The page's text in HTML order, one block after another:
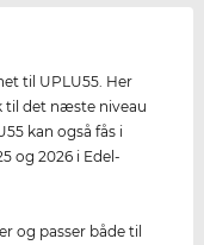
til UPLU55. Her
til det næste niveau
kan også fås i
og 2026 i Edel-
og passer både til